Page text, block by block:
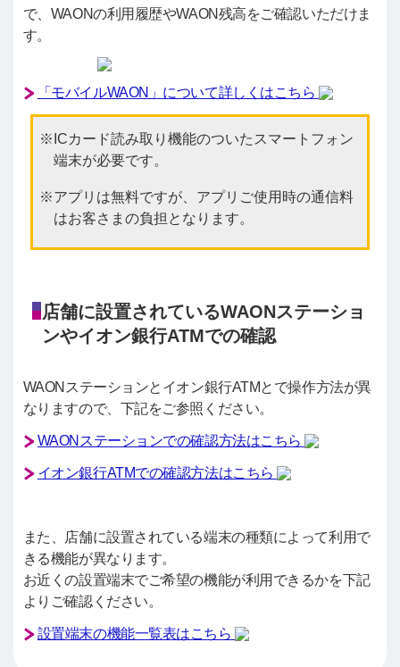
で、WAONの利用履歴やWAON残高をご確認いただけま
す。
「モバイルWAON」について詳しくはこちら
ICカード読み取り機能のついたスマートフォン
端末が必要です。
アプリは無料ですが、アプリご使用時の通信料
はお客さまの負担となります。
店舗に設置されているWAONステーショ
ンやイオン銀行ATMでの確認
WAONステーションとイオン銀行ATMとで操作方法が異
なりますので、下記をご参照ください。
WAONステーションでの確認方法はこちら
イオン銀行ATMでの確認方法はこちら
また、店舗に設置されている端末の種類によって利用で
きる機能が異なります。
お近くの設置端末でご希望の機能が利用できるかを下記
よりご確認ください。
設置端末の機能一覧表はこちら